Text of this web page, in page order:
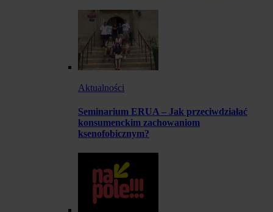
Aktualności
Seminarium ERUA – Jak przeciwdziałać
konsumenckim zachowaniom
ksenofobicznym?